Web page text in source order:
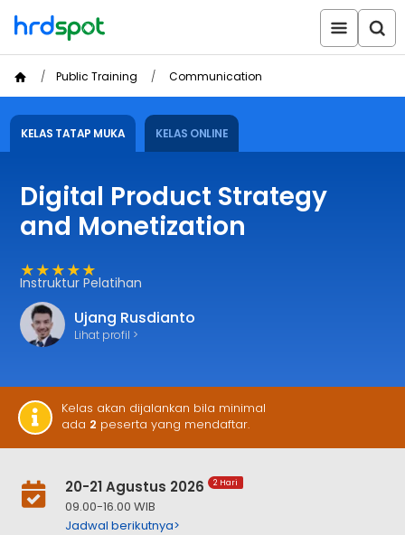
Public Training Communication
KELAS TATAP MUKA KELAS ONLINE
Digital Product Strategy
and Monetization
★★★★★
Instruktur Pelatihan
Ujang Rusdianto
Lihat profil >
Kelas akan dijalankan bila minimal
ada 2 peserta yang mendaftar.
20-21 Agustus 2026 2 Hari
09.00-16.00 WIB
Jadwal berikutnya>